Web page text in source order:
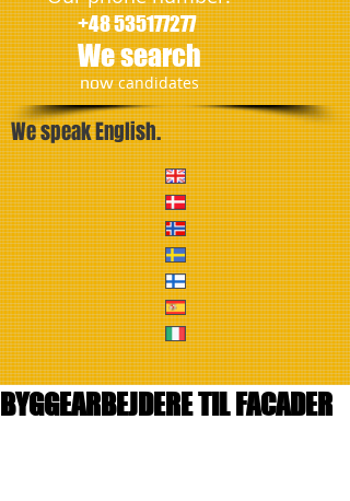
+48 535177277
We search
​nowcandidates
We speak English.
BYGGEARBEJDERE TIL FACADER